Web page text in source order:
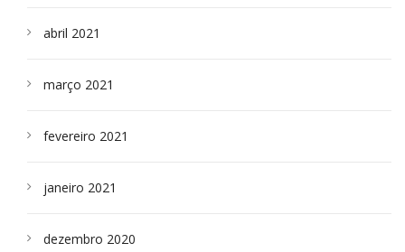
abril 2021
março 2021
fevereiro 2021
janeiro 2021
dezembro 2020